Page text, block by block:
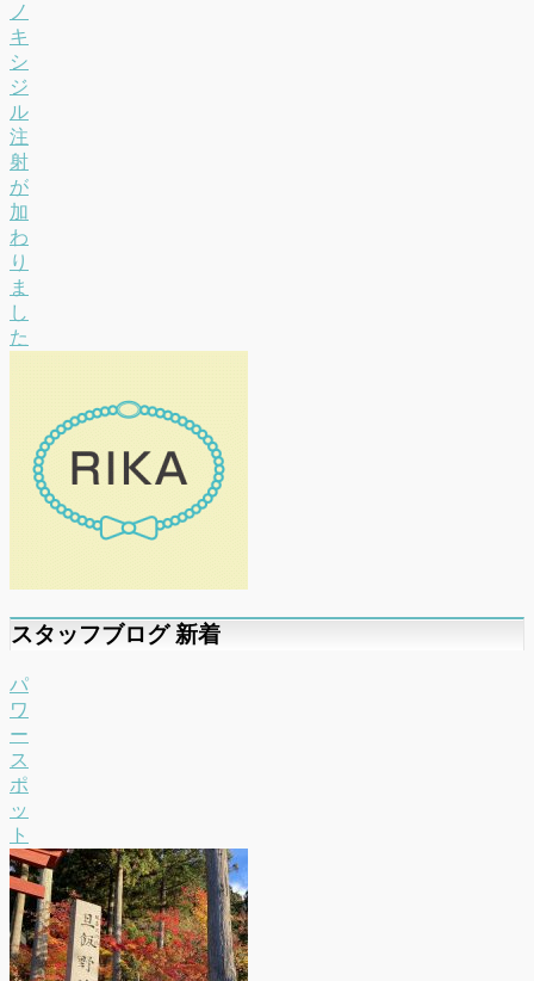
ノ
キ
シ
ジ
ル
注
射
が
加
わ
り
ま
し
た
スタッフブログ 新着
パ
ワ
ー
ス
ポ
ッ
ト